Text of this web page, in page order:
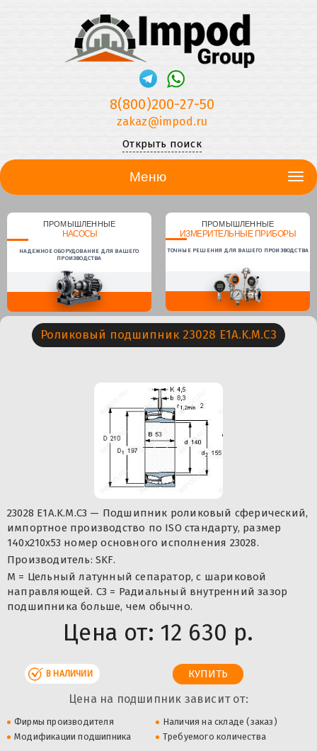
8(800)200-27-50
zakaz@impod.ru
Открыть поиск
Меню
ПРОМЫШЛЕННЫЕ
НАСОСЫ
НАДЕЖНОЕ ОБОРУДОВАНИЕ ДЛЯ ВАШЕГО
ПРОИЗВОДСТВА
ПРОМЫШЛЕННЫЕ
ИЗМЕРИТЕЛЬНЫЕ ПРИБОРЫ
ТОЧНЫЕ РЕШЕНИЯ ДЛЯ ВАШЕГО ПРОИЗВОДСТВА
Роликовый подшипник 23028 E1A.K.M.C3
23028 E1A.K.M.C3 — Подшипник роликовый сферический,
импортное производство по ISO стандарту, размер
140x210x53 номер основного исполнения 23028.
Производитель: SKF.
M = Цельный латунный сепаратор, с шариковой
направляющей. C3 = Радиальный внутренний зазор
подшипника больше, чем обычно.
Цена от: 12 630 р.
В НАЛИЧИИ
Цена на подшипник зависит от:
Фирмы производителя
Наличия на складе (заказ)
Модификации подшипника
Требуемого количества